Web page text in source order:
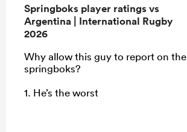
Springboks player ratings vs
Argentina | International Rugby
2026
Why allow this guy to report on the
springboks?
1. He’s the worst